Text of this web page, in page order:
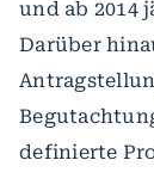
und ab 2014
Darüber
definierte